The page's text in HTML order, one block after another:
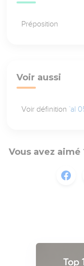
Préposition
Voir aussi
Voir définition`al
Vous avez